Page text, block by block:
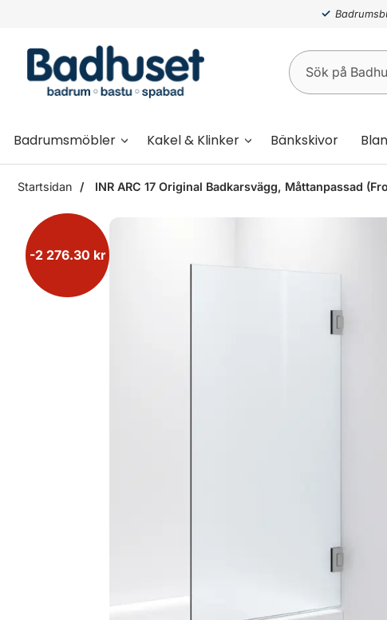
Badrumsmöbler Kakel & Klinker Bänkskivor
Startsidan INR ARC 17 Original Badkarsvägg, Måttanpassad
-2 276.30 kr